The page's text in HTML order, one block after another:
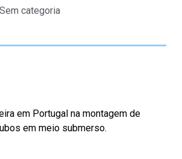
Sem categoria
em Portugal na montagem de
em meio submerso.